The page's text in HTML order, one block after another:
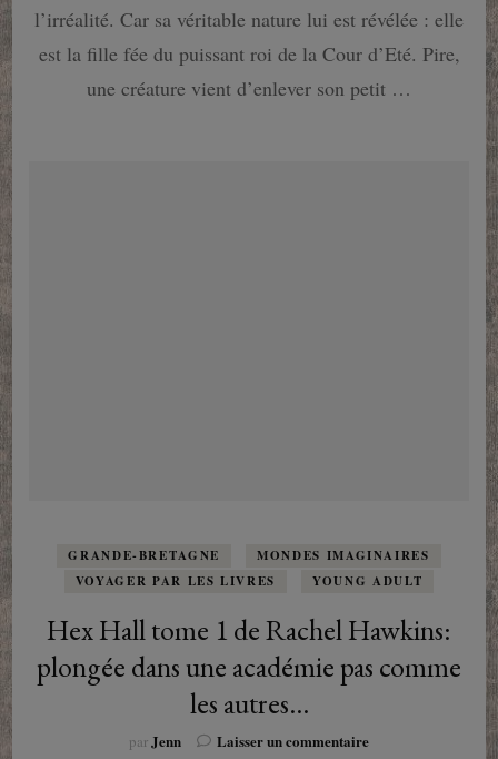
La
princesse
l’irréalité. Car sa véritable nature lui est révélée : elle
est la fille fée du puissant roi de la Cour d’Eté. Pire,
une créature vient d’enlever son petit …
GRANDE-BRETAGNE
MONDES IMAGINAIRES
VOYAGER PAR LES LIVRES
YOUNG ADULT
Hex Hall tome 1 de Rachel Hawkins:
plongée dans une académie pas comme
les autres…
par Jenn Laisser un commentairesur